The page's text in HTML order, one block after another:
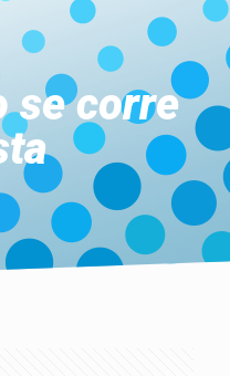
se corre